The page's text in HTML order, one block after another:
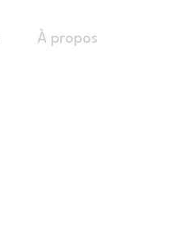
À propos